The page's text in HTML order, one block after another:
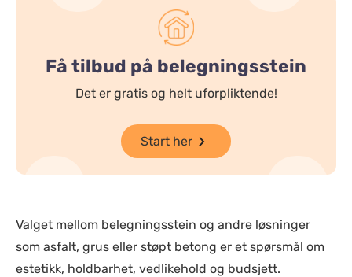
Få tilbud på belegningsstein
Det er gratis og helt uforpliktende!
Start her
Valget mellom belegningsstein og andre løsninger
som asfalt, grus eller støpt betong er et spørsmål om
estetikk, holdbarhet, vedlikehold og budsjett.